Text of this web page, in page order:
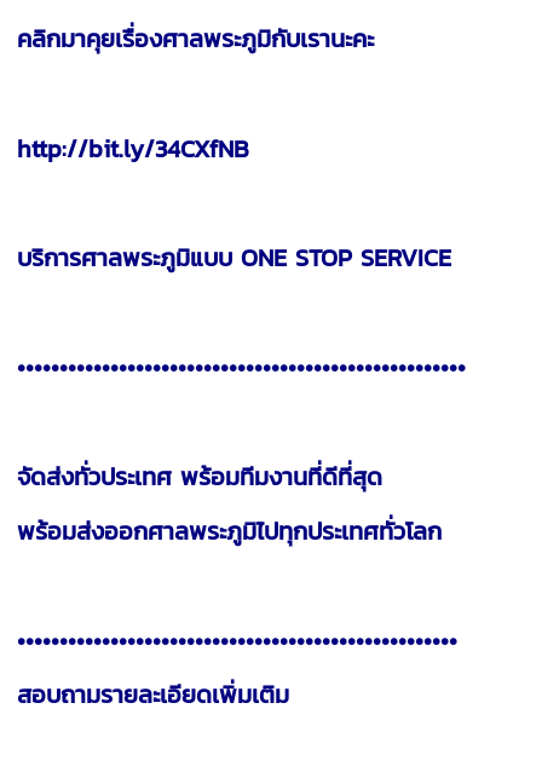
คลิกมาคุยเรื่องศาลพระภูมิกับเรานะคะ
http://bit.ly/34CXfNB
บริการศาลพระภูมิแบบ ONE STOP SERVICE
•••••••••••••••••••••••••••••••••••••••••••••••••••••
จัดส่งทั่วประเทศ พร้อมทีมงานที่ดีที่สุด
พร้อมส่งออกศาลพระภูมิไปทุกประเทศทั่วโลก
••••••••••••••••••••••••••••••••••••••••••••••••••••
สอบถามรายละเอียดเพิ่มเติม